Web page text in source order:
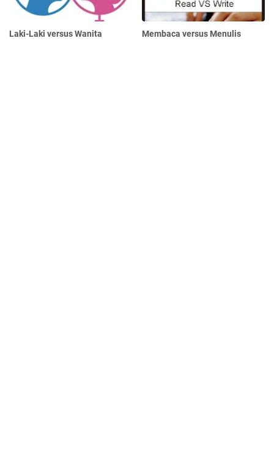
Laki-Laki versus Wanita Membaca versus Menulis